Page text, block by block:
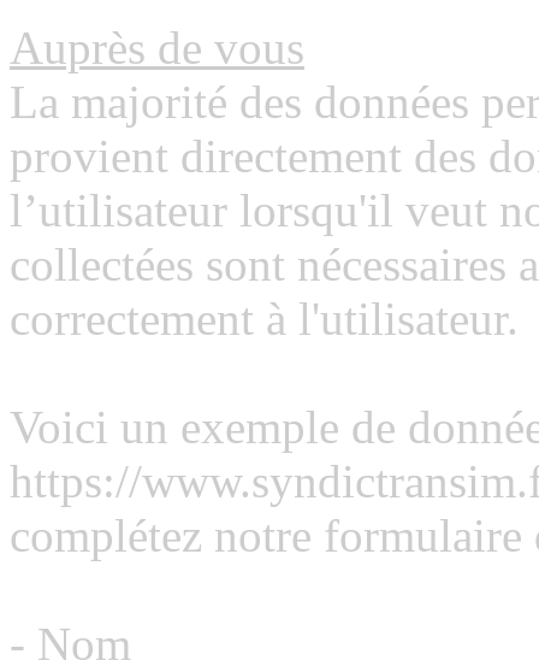
Auprès de vous
La majorité des données
provient directement des
l’utilisateur lorsqu'il veut
collectées sont
correctement à l'utilisateur.
Voici un exemple de
https://
complétez notre formulaire
- Nom